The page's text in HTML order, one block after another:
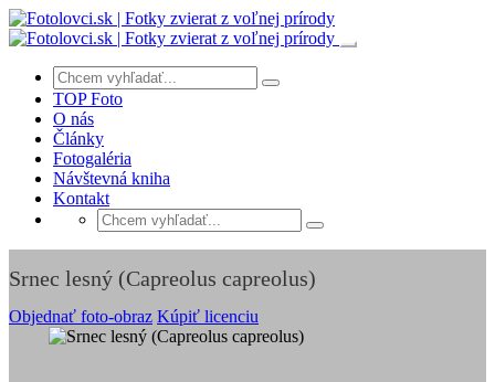
TOP Foto
O nás
Články
Fotogaléria
Návštevná kniha
Kontakt
Srnec lesný (Capreolus capreolus)
Objednať foto-obraz Kúpiť licenciu